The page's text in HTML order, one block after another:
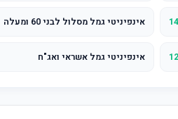
אינפיניטי גמל מסלול לבני 60 ומעלה
אינפיניטי גמל אשראי ואג"ח